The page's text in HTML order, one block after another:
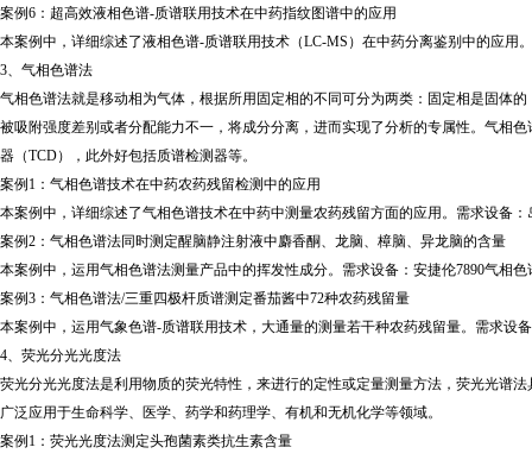
案例6：超高效液相色谱-质谱联用技术在中药指纹图谱中的应用
本案例中，详细综述了液相色谱-质谱联用技术（LC-MS）在中药分离鉴别中的应用
3、气相色谱法
气相色谱法就是移动相为气体，根据所用固定相的不同可分为两类：固定相是固体
被吸附强度差别或者分配能力不一，将成分分离，进而实现了分析的专属性。气相
器（TCD），此外好包括质谱检测器等。
案例 1：气相色谱技术在中药农药残留检测中的应用
本案例中，详细综述了气相色谱技术在中药中测量农药残留方面的应用。需求设备：
案例2：气相色谱法同时测定醒脑静注射液中麝香酮、龙脑、樟脑、异龙脑的含量
本案例中，运用气相色谱法测量产品中的挥发性成分。需求设备：安捷伦7890气相色
案例3：气相色谱法/三重四极杆质谱测定番茄酱中72种农药残留量
本案例中，运用气象色谱-质谱联用技术，大通量的测量若干种农药残留量。需求设
4、荧光分光光度法
荧光分光光度法是利用物质的荧光特性，来进行的定性或定量测量方法，荧光光谱
广泛应用于生命科学、医学、药学和药理学、有机和无机化学等领域。
案例 1：荧光光度法测定头孢菌素类抗生素含量